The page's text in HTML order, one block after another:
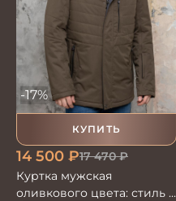
КУПИТЬ
-17%
14 500 ₽17 470₽
Куртка мужская
оливкового цвета: стиль и